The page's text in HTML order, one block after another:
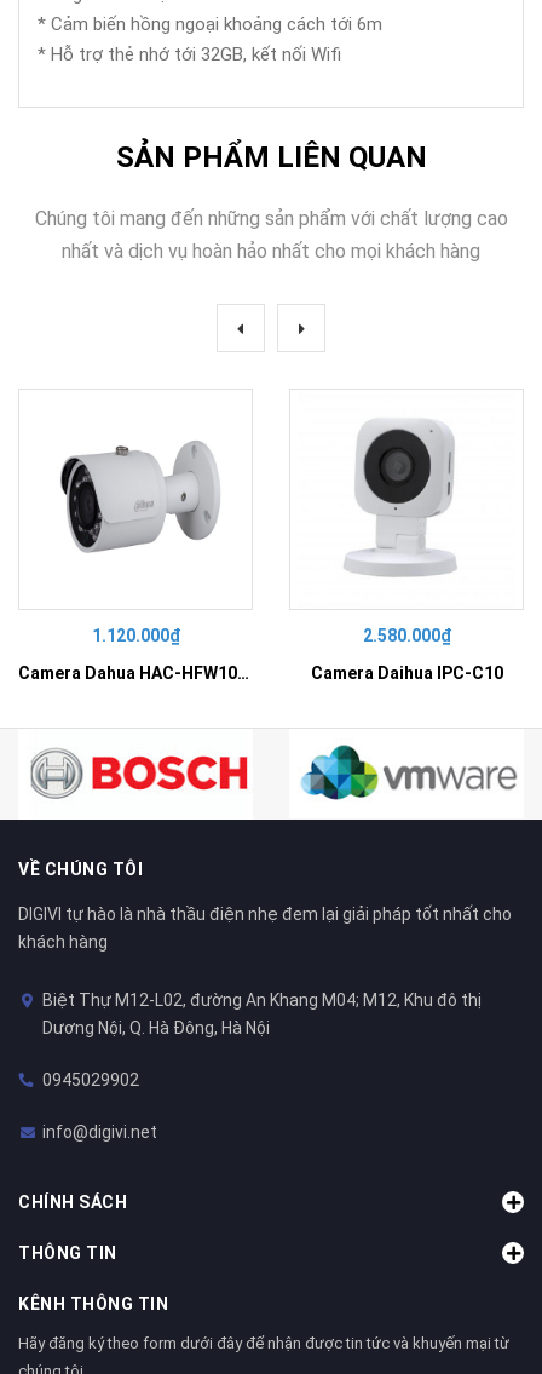
* Cảm biến hồng ngoại khoảng cách tới 6m
* Hỗ trợ thẻ nhớ tới 32GB, kết nối Wifi
SẢN PHẨM LIÊN QUAN
Chúng tôi mang đến những sản phẩm với chất lượng cao
nhất và dịch vụ hoàn hảo nhất cho mọi khách hàng
1.120.000₫
Camera Dahua HAC-HFW1000SP
2.580.000₫
Camera Daihua IPC-C10
VỀ CHÚNG TÔI
DIGIVI tự hào là nhà thầu điện nhẹ đem lại giải pháp tốt nhất cho
khách hàng
Biệt Thự M12-L02, đường An Khang M04; M12, Khu đô thị
Dương Nội, Q. Hà Đông, Hà Nội
0945029902
info@digivi.net
CHÍNH SÁCH
THÔNG TIN
KÊNH THÔNG TIN
Hãy đăng ký theo form dưới đây để nhận được tin tức và khuyến mại từ